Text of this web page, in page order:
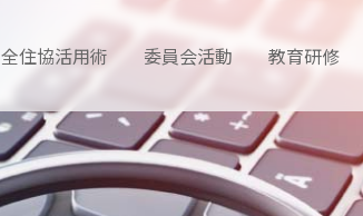
全住協活用術 委員会活動 教育研修